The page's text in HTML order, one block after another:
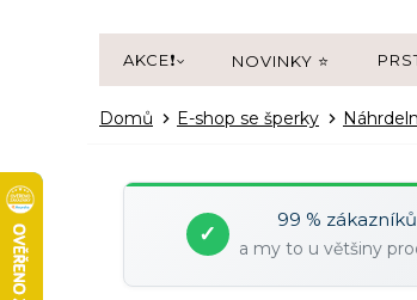
AKCE❗ NOVINKY ⭐
Domů E-shop se šperky
✓
99 %
a my to u většiny